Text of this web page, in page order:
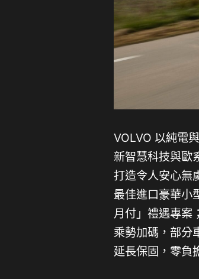
VOLVO 以純電
新智慧科技與歐
打造令人安心無
最佳進口豪華小
月付」禮遇專案
乘勢加碼，部分
延長保固，零負